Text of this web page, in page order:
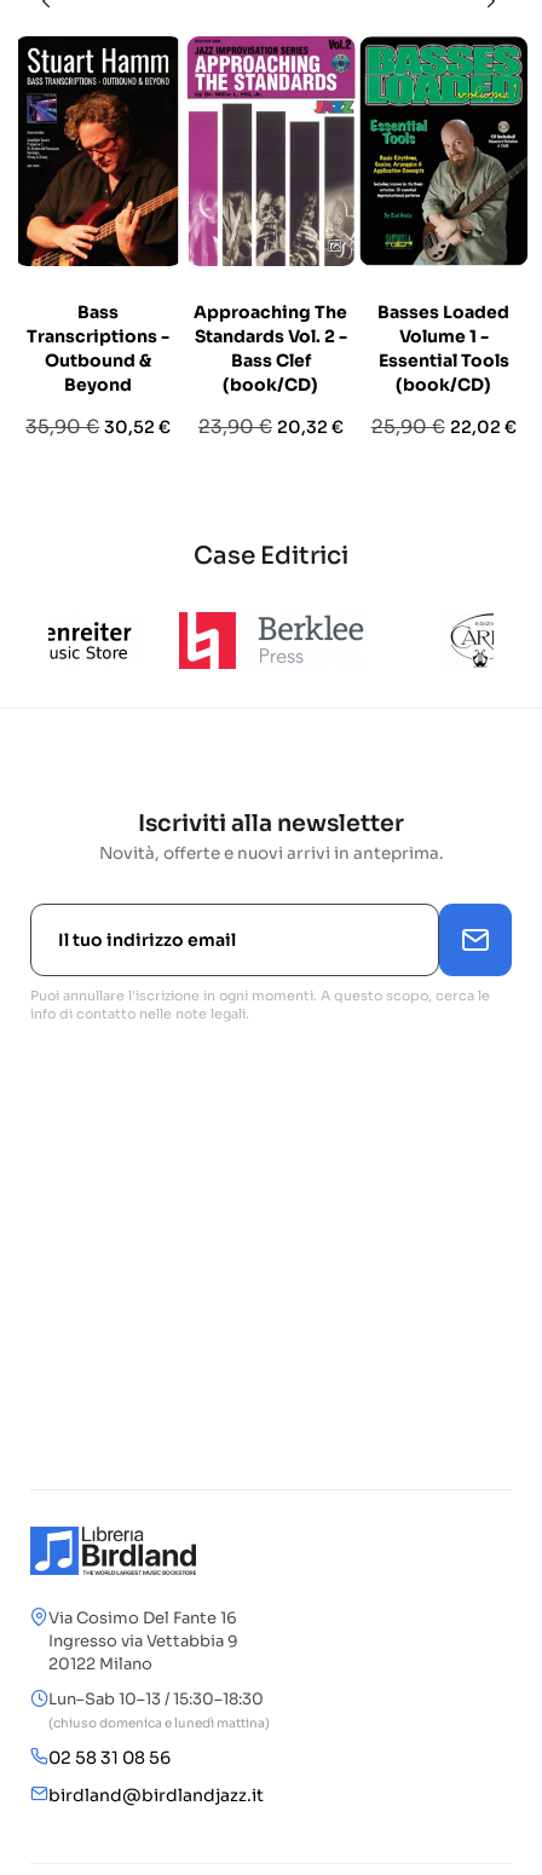
Bass
Transcriptions -
Outbound &
Beyond
Prezzo
35,90 €Prezzo
30,52 €
Approaching The
Standards Vol. 2 -
Bass Clef
(book/CD)
Prezzo
23,90 € Prezzo
20,32 €
Basses Loaded
Volume 1 -
Essential Tools
(book/CD)
Prezzo
25,90 € Prezzo
22,02 €
Case Editrici
Iscriviti alla newsletter
Novità, offerte e nuovi arrivi in anteprima.
Puoi annullare l'iscrizione in ogni momenti. A questo scopo, cerca le
info di contatto nelle note legali.
Via Cosimo Del Fante 16
Ingresso via Vettabbia 9
20122 Milano
Lun–Sab 10–13 / 15:30–18:30
(chiuso domenica e lunedì mattina)
02 58 31 08 56
birdland@birdlandjazz.it